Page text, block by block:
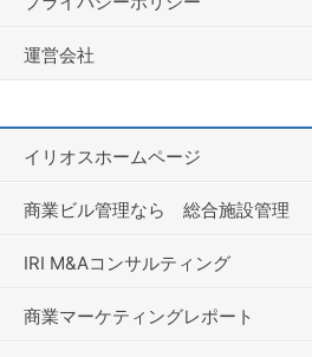
運営会社
イリオスホームページ
商業ビル管理なら 総合施設管理
IRI M&Aコンサルティング
商業マーケティングレポート